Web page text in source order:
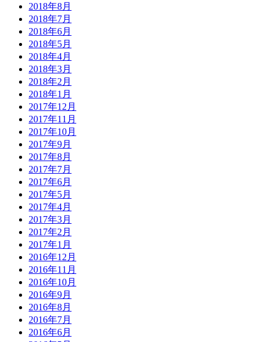
2018年8月
2018年7月
2018年6月
2018年5月
2018年4月
2018年3月
2018年2月
2018年1月
2017年12月
2017年11月
2017年10月
2017年9月
2017年8月
2017年7月
2017年6月
2017年5月
2017年4月
2017年3月
2017年2月
2017年1月
2016年12月
2016年11月
2016年10月
2016年9月
2016年8月
2016年7月
2016年6月